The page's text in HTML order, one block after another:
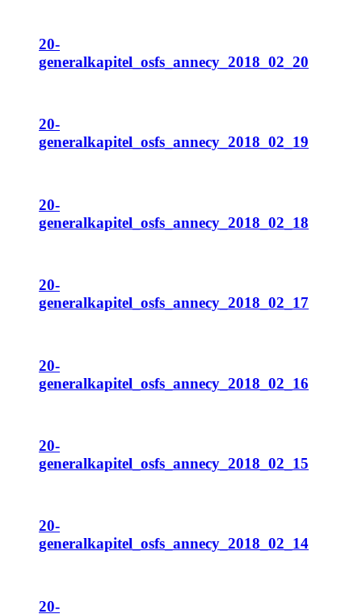
20-
generalkapitel_osfs_annecy_2018_02_20
20-
generalkapitel_osfs_annecy_2018_02_19
20-
generalkapitel_osfs_annecy_2018_02_18
20-
generalkapitel_osfs_annecy_2018_02_17
20-
generalkapitel_osfs_annecy_2018_02_16
20-
generalkapitel_osfs_annecy_2018_02_15
20-
generalkapitel_osfs_annecy_2018_02_14
20-